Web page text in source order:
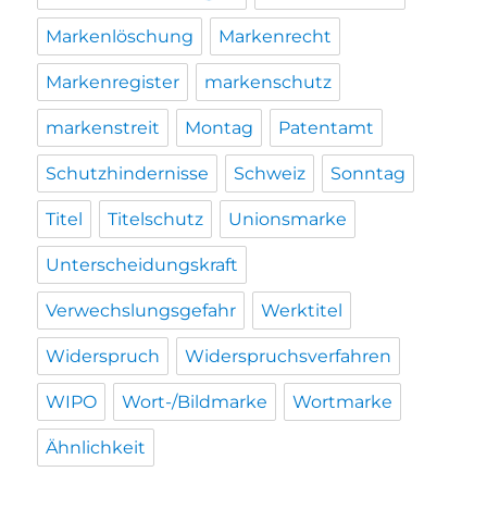
Markenlöschung Markenrecht
Markenregister markenschutz
markenstreit Montag Patentamt
Schutzhindernisse Schweiz Sonntag
Titel Titelschutz Unionsmarke
Unterscheidungskraft
Verwechslungsgefahr Werktitel
Widerspruch Widerspruchsverfahren
WIPO Wort-/Bildmarke Wortmarke
Ähnlichkeit